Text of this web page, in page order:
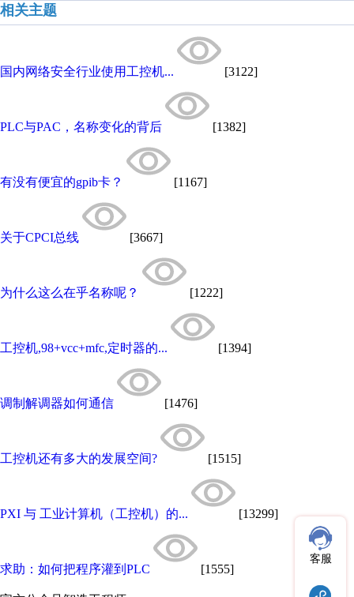
相关主题
国内网络安全行业使用工控机... [3122]
PLC与PAC，名称变化的背后 [1382]
有没有便宜的gpib卡？ [1167]
关于CPCI总线 [3667]
为什么这么在乎名称呢？ [1222]
工控机,98+vcc+mfc,定时器的... [1394]
调制解调器如何通信 [1476]
工控机还有多大的发展空间? [1515]
PXI 与 工业计算机（工控机）的... [13299]
求助：如何把程序灌到PLC [1555]
客服